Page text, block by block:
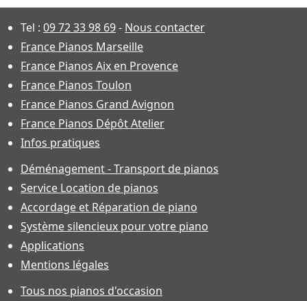
Tel : 09 72 33 98 69- Nous contacter
France Pianos Marseille
France Pianos Aix en Provence
France Pianos Toulon
France Pianos Grand Avignon
France Pianos Dépôt Atelier
Infos pratiques
Déménagement - Transport de pianos
Service Location de pianos
Accordage et Réparation de piano
Système silencieux pour votre piano
Applications
Mentions légales
Tous nos pianos d'occasion